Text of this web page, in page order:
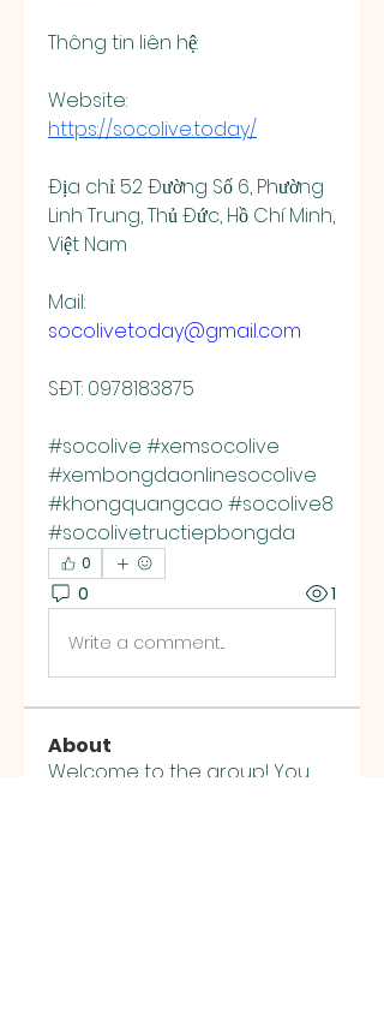
Thông tin liên hệ:
https://socolive.today/
Địa chỉ: 52 Đường Số 6, Phường
Linh Trung, Thủ Đức, Hồ Chí Minh,
Việt Nam
socolivetoday@gmail.com
SĐT: 0978183875
#socolive #xemsocolive
#xembongdaonlinesocolive
#khongquangcao #socolive8
#socolivetructiepbongda
0
0 1
Write a comment...
About
Welcome to the group! You